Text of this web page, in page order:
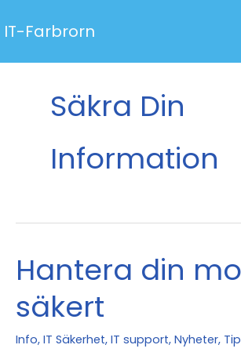
tillIT-Farbrorn
Säkra Din
Information
Hantera din
säkert
Info, IT Säkerhet, IT support, Nyheter,